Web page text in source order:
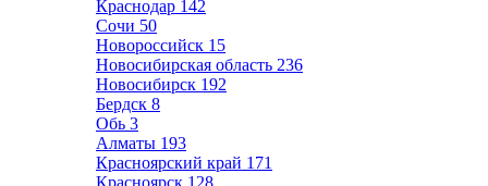
Краснодар 142
Сочи 50
Новороссийск 15
Новосибирская область 236
Новосибирск 192
Бердск 8
Обь 3
Алматы 193
Красноярский край 171
Красноярск 128